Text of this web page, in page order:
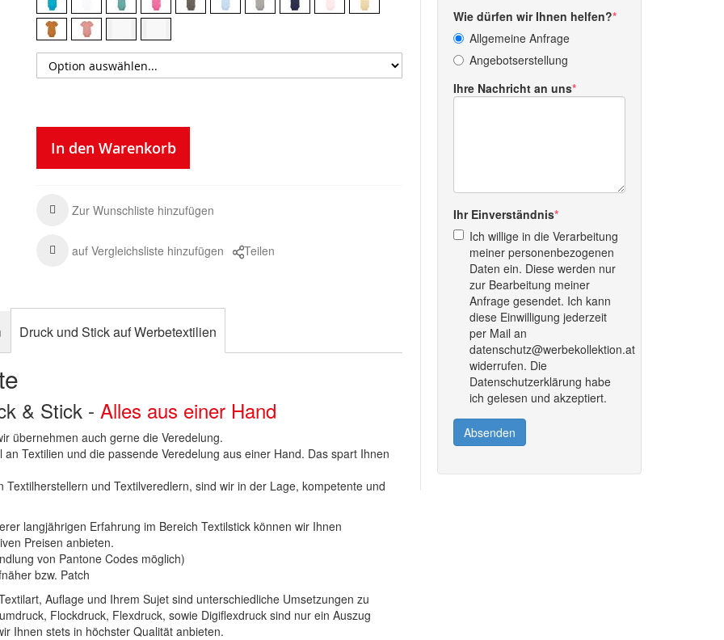
In den Warenkorb
Zur Wunschliste hinzufügen
auf Vergleichsliste hinzufügen Teilen
Wie dürfen wir Ihnen helfen?
Allgemeine Anfrage
Angebotserstellung
Ihre Nachricht an uns
Ihr Einverständnis
Ich willige in die Verarbeitung
meiner personenbezogenen
Daten ein. Diese werden nur
zur Bearbeitung meiner
Anfrage gesendet. Ich kann
diese Einwilligung jederzeit
per Mail an
datenschutz@werbekollektion.at
widerrufen. Die
Datenschutzerklärung habe
ich gelesen und akzeptiert.
Absenden
Druck und Stick auf Werbetextilien
& Stick -Alles aus einer Hand
übernehmen auch gerne die Veredelung.
Textilien und die passende Veredelung aus einer Hand. Das spart Ihnen
und Textilveredlern, sind wir in der Lage, kompetente und
langjährigen Erfahrung im Bereich Textilstick können wir Ihnen
Preisen anbieten.
von Pantone Codes möglich)
bzw. Patch
Auflage und Ihrem Sujet sind unterschiedliche Umsetzungen zu
Flockdruck, Flexdruck, sowie Digiflexdruck sind nur ein Auszug
Ihnen stets in höchster Qualität anbieten.